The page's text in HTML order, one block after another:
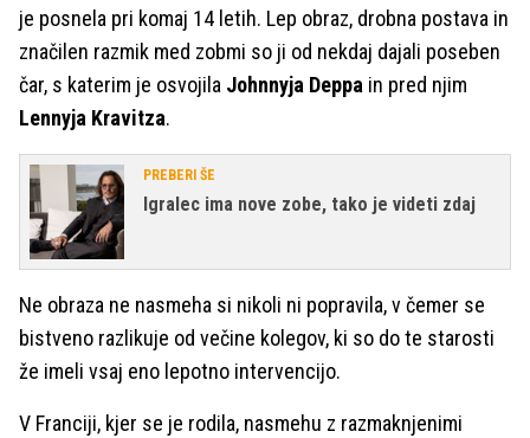
je posnela pri komaj 14 letih. Lep obraz, drobna postava in
značilen razmik med zobmi so ji od nekdaj dajali poseben
čar, s katerim je osvojila Johnnyja Deppa in pred njim
Lennyja Kravitza.
PREBERI ŠE
Igralec ima nove zobe, tako je videti zdaj
Ne obraza ne nasmeha si nikoli ni popravila, v čemer se
bistveno razlikuje od večine kolegov, ki so do te starosti
že imeli vsaj eno lepotno intervencijo.
V Franciji, kjer se je rodila, nasmehu z razmaknjenimi